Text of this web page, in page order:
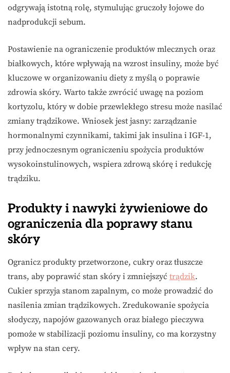
odgrywają istotną rolę, stymulując gruczoły łojowe do
nadprodukcji sebum.
Postawienie na ograniczenie produktów mlecznych oraz
białkowych, które wpływają na wzrost insuliny, może być
kluczowe w organizowaniu diety z myślą o poprawie
zdrowia skóry. Warto także zwrócić uwagę na poziom
kortyzolu, który w dobie przewlekłego stresu może nasilać
zmiany trądzikowe. Wniosek jest jasny: zarządzanie
hormonalnymi czynnikami, takimi jak insulina i IGF-1,
przy jednoczesnym ograniczeniu spożycia produktów
wysokoinstulinowych, wspiera zdrową skórę i redukcję
trądziku.
Produkty i nawyki żywieniowe do
ograniczenia dla poprawy stanu
skóry
Ogranicz produkty przetworzone, cukry oraz tłuszcze
trans, aby poprawić stan skóry i zmniejszyć trądzik.
Cukier sprzyja stanom zapalnym, co może prowadzić do
nasilenia zmian trądzikowych. Zredukowanie spożycia
słodyczy, napojów gazowanych oraz białego pieczywa
pomoże w stabilizacji poziomu insuliny, co ma korzystny
wpływ na stan cery.